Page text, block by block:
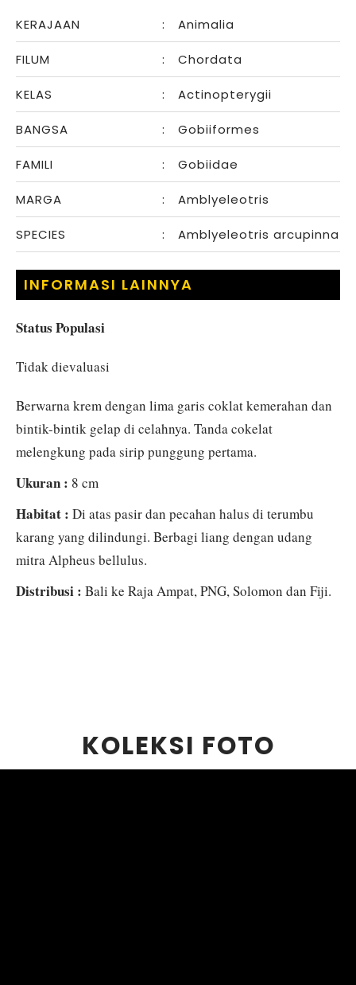
Berwarna krem ​​dengan lima garis coklat kemerahan dan
bintik-bintik gelap di celahnya. Tanda cokelat
melengkung pada sirip punggung pertama.
Ukuran : 8 cm
Habitat : Di atas pasir dan pecahan halus di terumbu
karang yang dilindungi. Berbagi liang dengan udang
mitra Alpheus bellulus.
Distribusi : Bali ke Raja Ampat, PNG, Solomon dan Fiji.
KERAJAAN : Animalia
FILUM : Chordata
KELAS : Actinopterygii
BANGSA : Gobiiformes
FAMILI : Gobiidae
MARGA : Amblyeleotris
SPECIES : Amblyeleotris arcupinna
INFORMASI LAINNYA
Status Populasi
Tidak dievaluasi
KOLEKSI FOTO